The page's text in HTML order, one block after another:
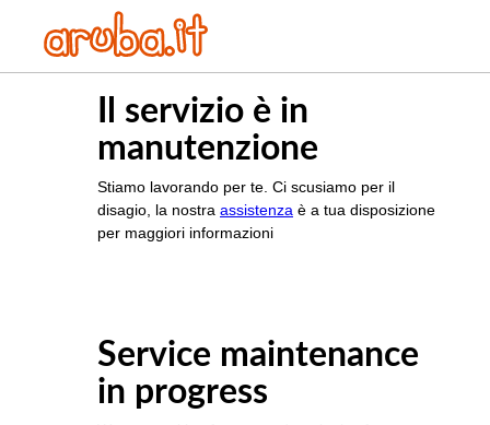
Il servizio è in
manutenzione
Stiamo lavorando per te. Ci scusiamo per il
disagio, la nostra assistenza è a tua disposizione
per maggiori informazioni
Service maintenance
in progress